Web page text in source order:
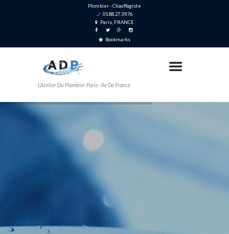
Plombier - Chauffagiste
01.88.27.39.76
Paris, FRANCE
Bookmarks
L'Atelier Du Plombier Paris - Ile De France